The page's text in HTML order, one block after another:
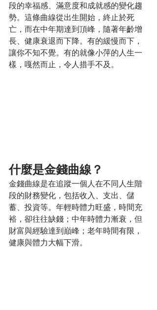
段的幸福感、滿意度和成就感的變化趨
勢。這條曲線從出生開始，終止於死
亡，而在中年期達到頂峰，隨著年齡增
長、健康衰退而下降。有的緩慢而下，
讓你不知不覺。有的就像小萍的人生一
樣，嘎然而止，令人措手不及。
什麼是金錢曲線？
金錢曲線是在追蹤一個人在不同人生階
段的財務變化，包括收入、支出、儲
蓄、投資等。年輕時體力旺盛，時間充
裕，卻往往缺錢；中年時體力漸衰，但
財富與經驗達到巔峰；老年時間有限，
健康與體力大幅下滑。